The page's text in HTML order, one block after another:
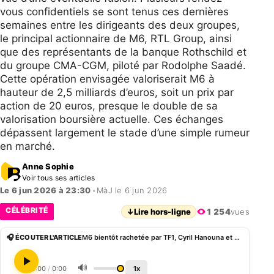
vous confidentiels se sont tenus ces dernières
semaines entre les dirigeants des deux groupes,
le principal actionnaire de M6, RTL Group, ainsi
que des représentants de la banque Rothschild et
du groupe CMA-CGM, piloté par Rodolphe Saadé.
Cette opération envisagée valoriserait M6 à
hauteur de 2,5 milliards d’euros, soit un prix par
action de 20 euros, presque le double de sa
valorisation boursière actuelle. Ces échanges
dépassent largement le stade d’une simple rumeur
en marché.
Anne Sophie
Voir tous ses articles
Le 6 jun 2026 à 23:30 • MàJ le 6 jun 2026
CÉLÉBRITÉ ↓Lire hors-ligne 1 254vues
🎧 ÉCOUTER L'ARTICLE M6 bientôt rachetée par TF1, Cyril Hanouna et Karine Le Marchand au cœur des discussions
0:00 / 0:00 🔊 1x